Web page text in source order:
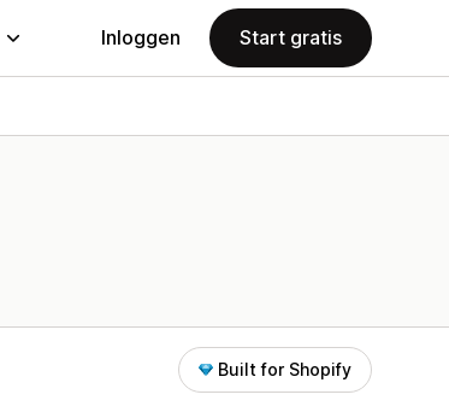
Inloggen Start gratis
Built for Shopify